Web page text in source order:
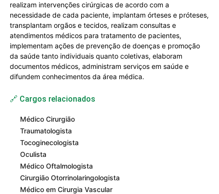
realizam intervenções cirúrgicas de acordo com a
necessidade de cada paciente, implantam órteses e próteses,
transplantam orgãos e tecidos, realizam consultas e
atendimentos médicos para tratamento de pacientes,
implementam ações de prevenção de doenças e promoção
da saúde tanto individuais quanto coletivas, elaboram
documentos médicos, administram serviços em saúde e
difundem conhecimentos da área médica.
🔗 Cargos relacionados
Médico Cirurgião
Traumatologista
Tocoginecologista
Oculista
Médico Oftalmologista
Cirurgião Otorrinolaringologista
Médico em Cirurgia Vascular